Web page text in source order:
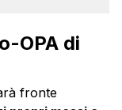
OPA di
fronte